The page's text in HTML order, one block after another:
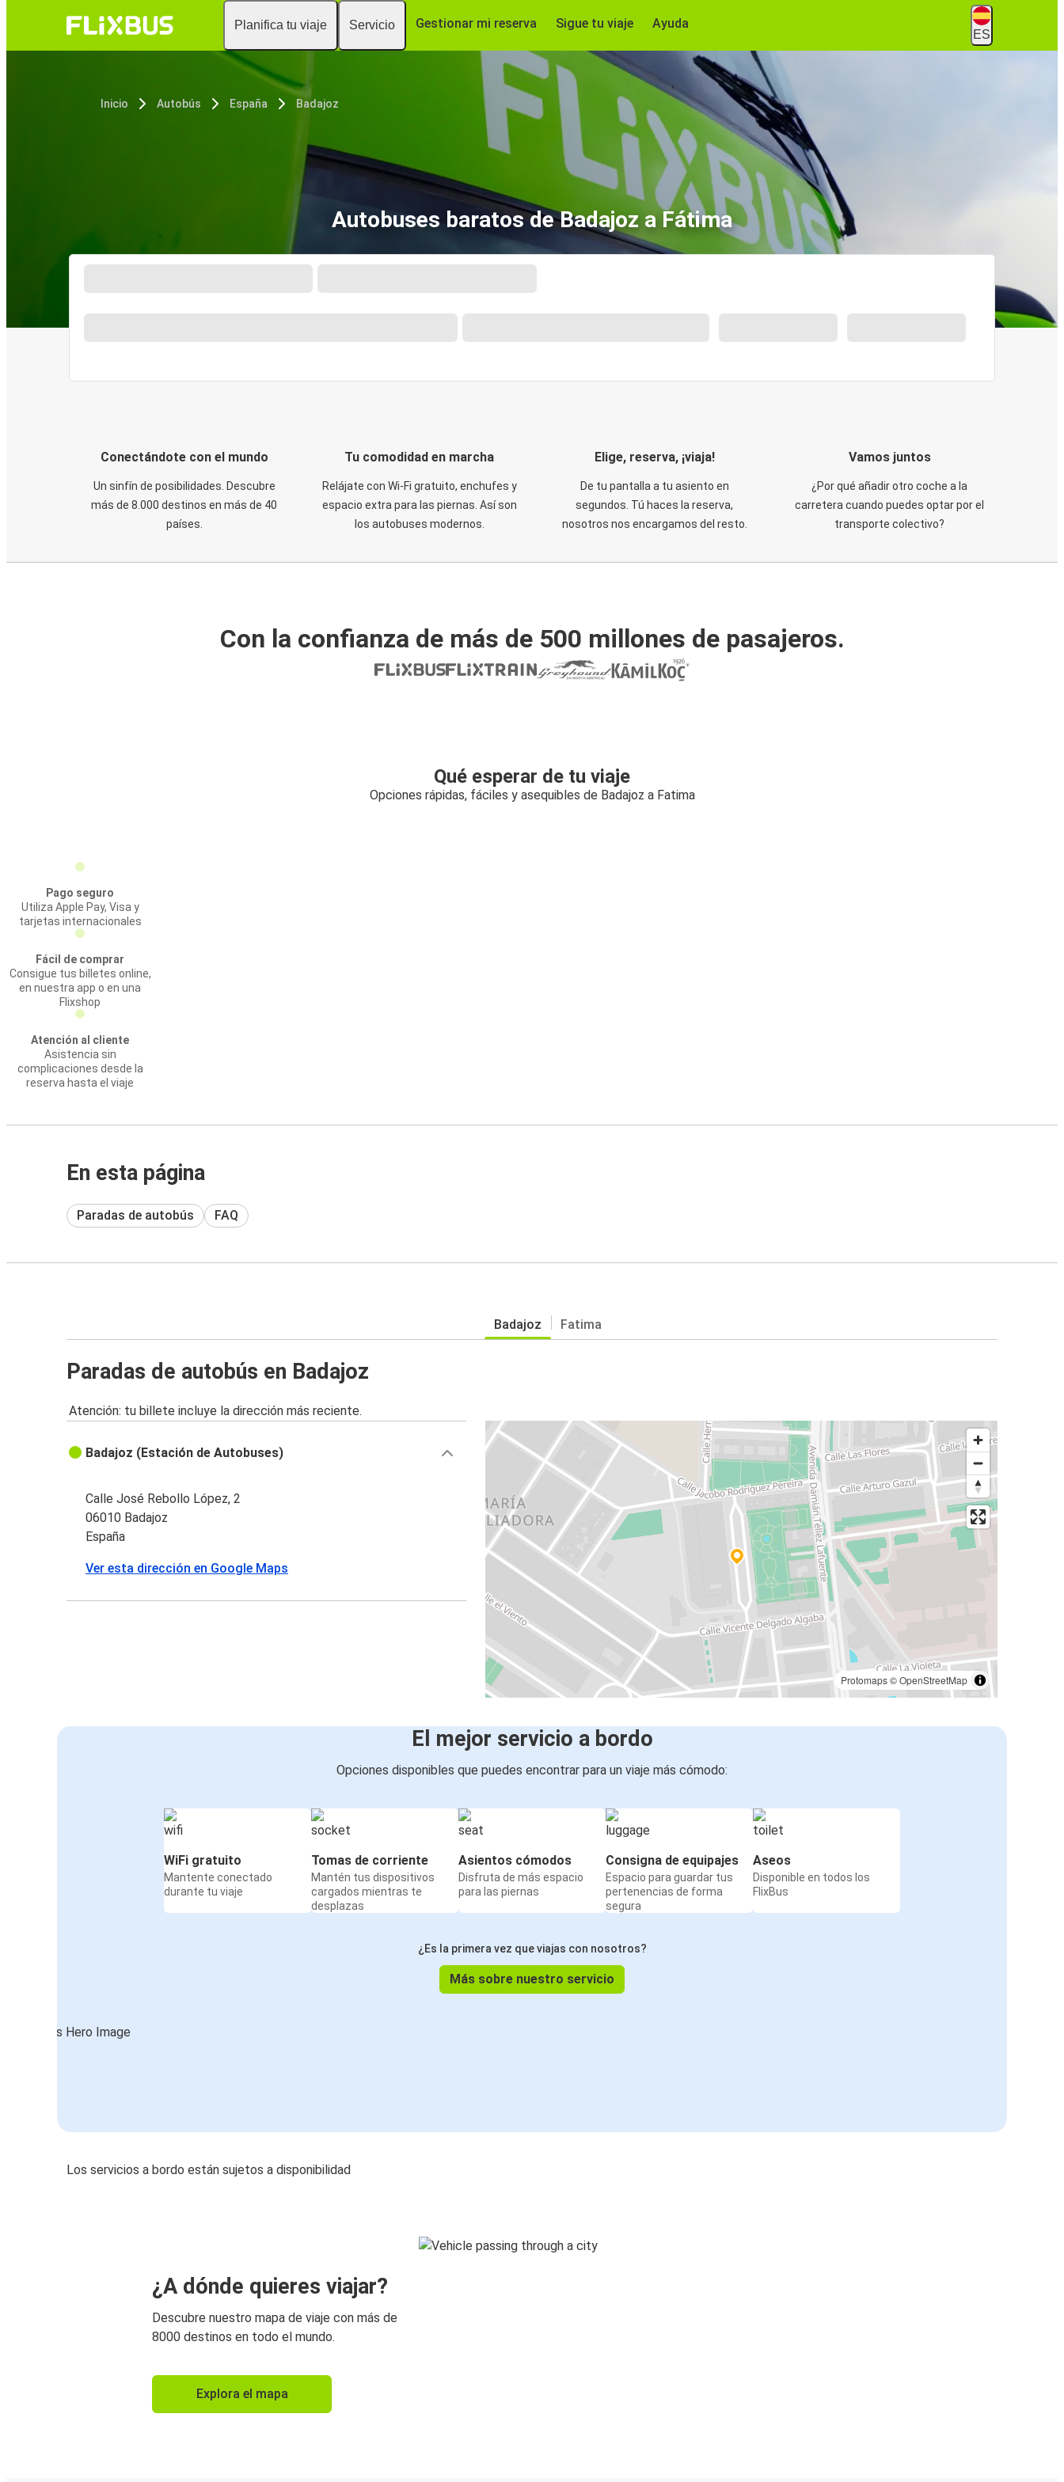
Planifica tu viaje Servicio Gestionar mi reserva Sigue tu viaje Ayuda
ES
Inicio Autobús España Badajoz
Autobuses baratos de Badajoz a Fátima
Conectándote con el mundo
Un sinfín de posibilidades. Descubre
más de 8.000 destinos en más de 40
países.
Tu comodidad en marcha
Relájate con Wi-Fi gratuito, enchufes y
espacio extra para las piernas. Así son
los autobuses modernos.
Elige, reserva, ¡viaja!
De tu pantalla a tu asiento en
segundos. Tú haces la reserva,
nosotros nos encargamos del resto.
Vamos juntos
¿Por qué añadir otro coche a la
carretera cuando puedes optar por el
transporte colectivo?
Con la confianza de más de 500 millones de pasajeros.
Qué esperar de tu viaje
Opciones rápidas, fáciles y asequibles de Badajoz a Fatima
Pago seguro
Utiliza Apple Pay, Visa y
tarjetas internacionales
Fácil de comprar
Consigue tus billetes online,
en nuestra app o en una
Flixshop
Atención al cliente
Asistencia sin
complicaciones desde la
reserva hasta el viaje
En esta página
Paradas de autobús FAQ
Badajoz Fatima
Paradas de autobús en Badajoz
Atención: tu billete incluye la dirección más reciente.
Protomaps©OpenStreetMap
Badajoz (Estación de Autobuses)
Calle José Rebollo López, 2
06010 Badajoz
España
Ver esta dirección en Google Maps
El mejor servicio a bordo
Opciones disponibles que puedes encontrar para un viaje más cómodo:
WiFi gratuito
Mantente conectado
durante tu viaje
Tomas de corriente
Mantén tus dispositivos
cargados mientras te
desplazas
Asientos cómodos
Disfruta de más espacio
para las piernas
Consigna de equipajes
Espacio para guardar tus
pertenencias de forma
segura
Aseos
Disponible en todos los
FlixBus
¿Es la primera vez que viajas con nosotros?
Más sobre nuestro servicio
Los servicios a bordo están sujetos a disponibilidad
¿A dónde quieres viajar?
Descubre nuestro mapa de viaje con más de
8000 destinos en todo el mundo.
Explora el mapa